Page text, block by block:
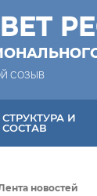
СОЗЫВ
СТРУКТУРА И
СОСТАВ
новостей